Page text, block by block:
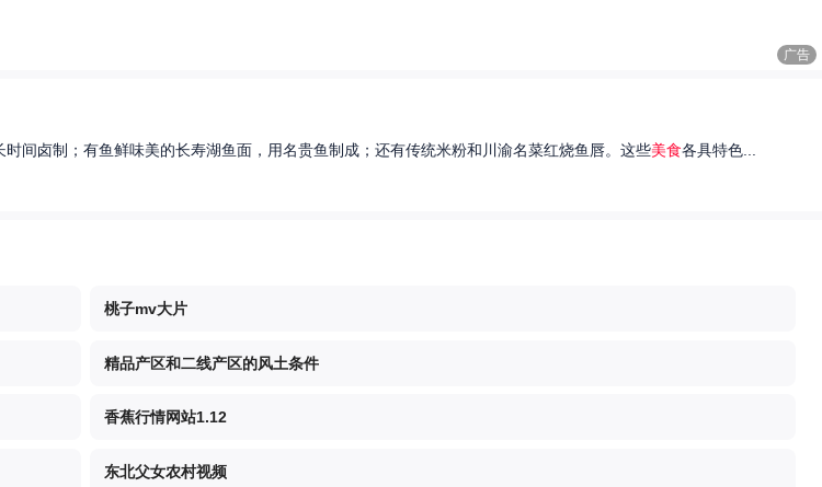
广告
间卤制；有鱼鲜味美的长寿湖鱼面，用名贵鱼制成；还有传统米粉和川渝名菜红烧鱼唇。这些美食各具特色...
桃子mv大片
精品产区和二线产区的风土条件
香蕉行情网站1.12
东北父女农村视频